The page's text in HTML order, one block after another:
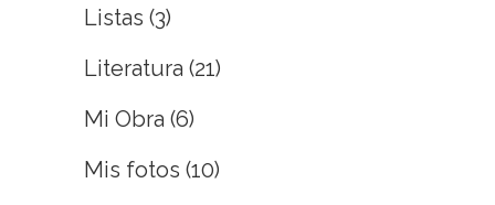
Listas (3)
Literatura (21)
Mi Obra (6)
Mis fotos (10)